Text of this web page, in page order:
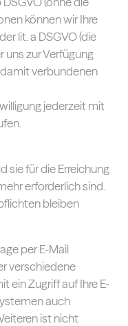
können wir Ihre
lit. a DSGVO (die
uns zur Verfügung
verbundenen
jederzeit mit
sie für die Erreichung
erforderlich sind.
bleiben
per E-Mail
verschiedene
ein Zugriff auf Ihre E-
auch
ist nicht